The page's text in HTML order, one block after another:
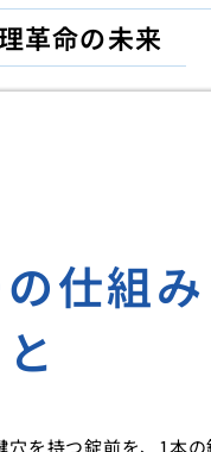
革命の未来
仕組
を持つ錠前を、1本